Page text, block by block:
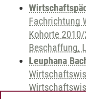
Fachrichtung
Kohorte
Beschaffung,
Leuphana